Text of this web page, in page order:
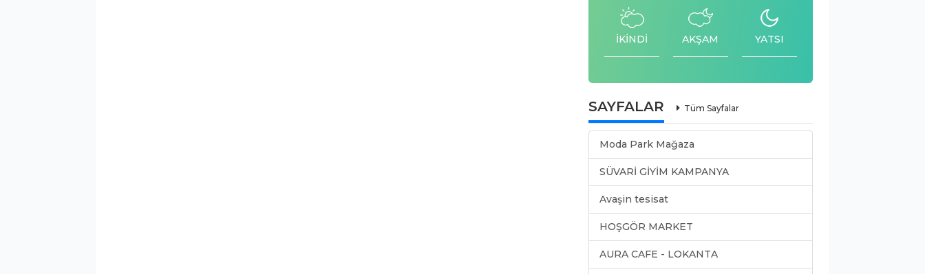
İKİNDİ AKŞAM YATSI
SAYFALAR Tüm Sayfalar
Moda Park Mağaza
SÜVARİ GİYİM KAMPANYA
Avaşin tesisat
HOŞGÖR MARKET
AURA CAFE - LOKANTA